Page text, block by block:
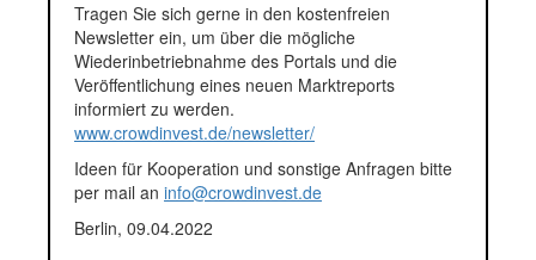
ermöglicht es so, die Umsätze und Gewinne der Händler deutlich
zu steigern. Mit Hilfe von Deep-Learning-Technologie können wir
die Kernfragen optimaler Preise beantworten und
rohertragsoptimierte Preise generieren – individuell für jeden
Händler, für jeden Artikel.
Finanziert in
2019
Segment
Unternehmen
Anlagestatus
Tragen Sie sich gerne in den kostenfreien
Newsletter ein, um über die mögliche
Wiederinbetriebnahme des Portals und die
Veröffentlichung eines neuen Marktreports
informiert zu werden.
www.crowdinvest.de/newsletter/
Ideen für Kooperation und sonstige Anfragen bitte
per mail an info@crowdinvest.de
Berlin, 09.04.2022